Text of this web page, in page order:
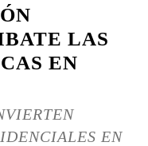
LAS
EN
EN